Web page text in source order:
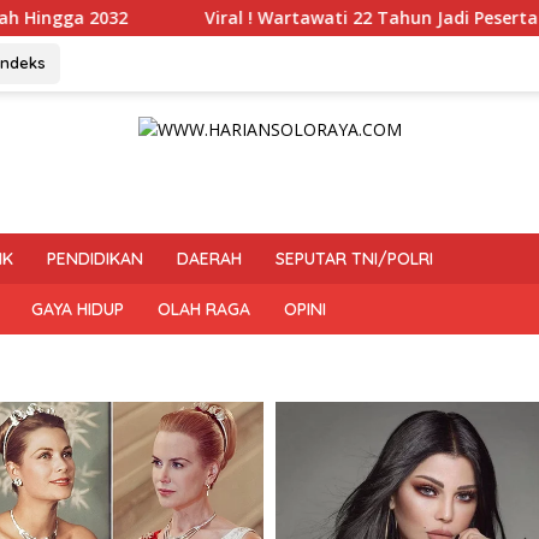
! Wartawati 22 Tahun Jadi Peserta UKW Madya Termuda
PENDIDIKAN DAERAH SEPUTAR TNI/POLRI
GAYA HIDUP OLAH RAGA OPINI